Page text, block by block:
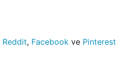
Reddit, Facebook ve Pinterest